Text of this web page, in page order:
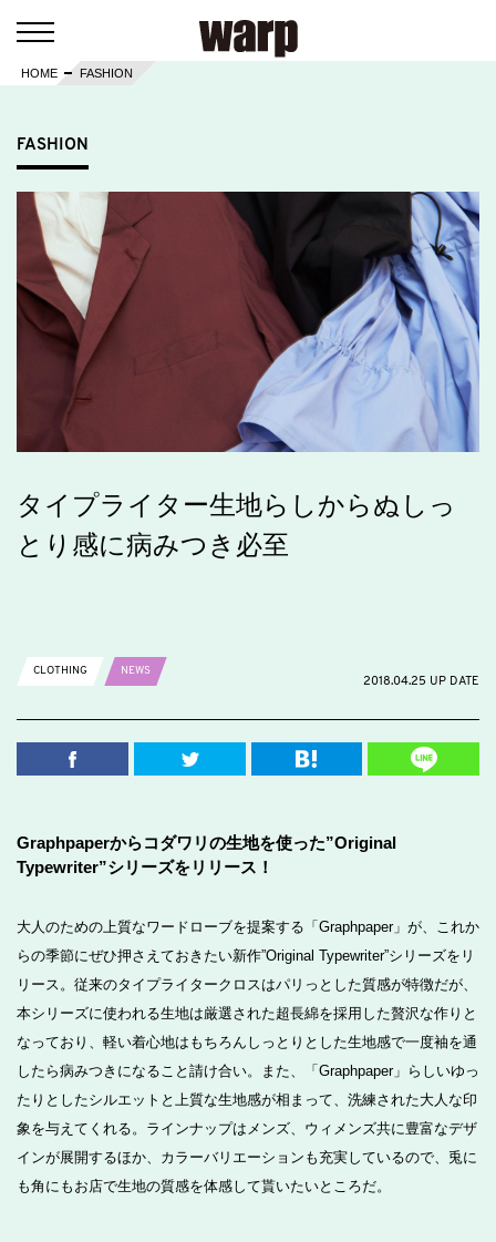
HOME FASHION
FASHION
タイプライター生地らしからぬしっ
とり感に病みつき必至
CLOTHING
NEWS
2018.04.25 UP DATE
Graphpaperからコダワリの生地を使った”Original
Typewriter”シリーズをリリース！
大人のための上質なワードローブを提案する「Graphpaper」が、これか
らの季節にぜひ押さえておきたい新作”Original Typewriter”シリーズをリ
リース。従来のタイプライタークロスはパリっとした質感が特徴だが、
本シリーズに使われる生地は厳選された超長綿を採用した贅沢な作りと
なっており、軽い着心地はもちろんしっとりとした生地感で一度袖を通
したら病みつきになること請け合い。また、「Graphpaper」らしいゆっ
たりとしたシルエットと上質な生地感が相まって、洗練された大人な印
象を与えてくれる。ラインナップはメンズ、ウィメンズ共に豊富なデザ
インが展開するほか、カラーバリエーションも充実しているので、兎に
も角にもお店で生地の質感を体感して貰いたいところだ。